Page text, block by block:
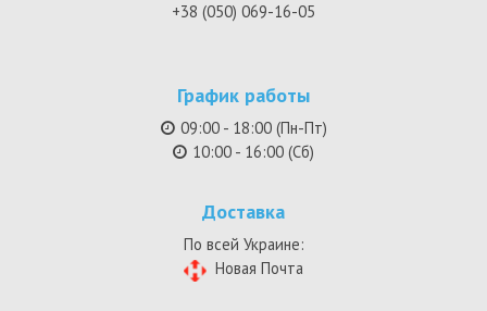
+38 (050) 069-16-05
График работы
09:00 - 18:00 (Пн-Пт)
10:00 - 16:00 (Сб)
Доставка
По всей Украине:
Новая Почта